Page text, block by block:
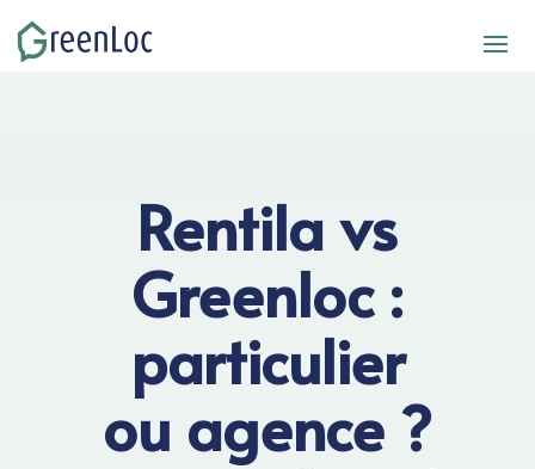
Rentila vs
Greenloc :
particulier
ou agence ?